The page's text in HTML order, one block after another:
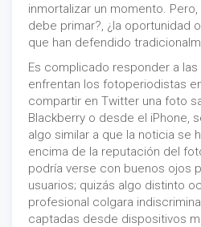
inmortalizar un momento.
debe primar?, ¿la oportunidad
que han defendido
Es complicado responder a
enfrentan los fotoperiodistas
compartir en Twitter una foto
Blackberry o desde el iPhone,
algo similar a que la noticia se
encima de la reputación del
podría verse con buenos ojos
usuarios; quizás algo distinto
profesional colgara
captadas desde dispositivos